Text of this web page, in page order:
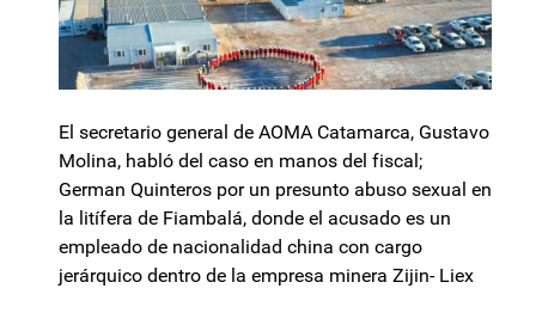
El secretario general de AOMA Catamarca, Gustavo
Molina, habló del caso en manos del fiscal;
German Quinteros por un presunto abuso sexual en
la litífera de Fiambalá, donde el acusado es un
empleado de nacionalidad china con cargo
jerárquico dentro de la empresa minera Zijin- Liex